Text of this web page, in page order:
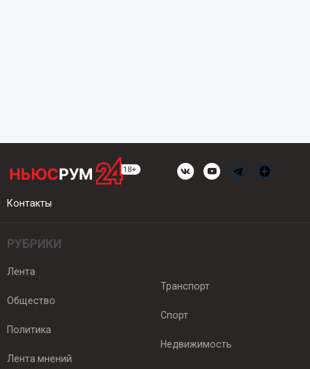
Контакты
РУБРИКИ
Лента
Общество
Политика
Лента мнений
Транспорт
Спорт
Недвижимость